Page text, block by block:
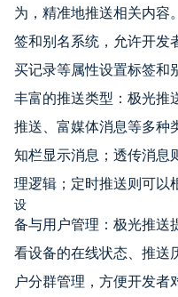
为，精准地推送相关内容
签和别名系统，允许开发
买记录等属性设置标签和
丰富的推送类型：极光推
推送、富媒体消息等多种
知栏显示消息；透传消息
理逻辑；定时推送则可以
设
备与用户管理：极光推送
看设备的在线状态、推送
户分群管理，方便开发者